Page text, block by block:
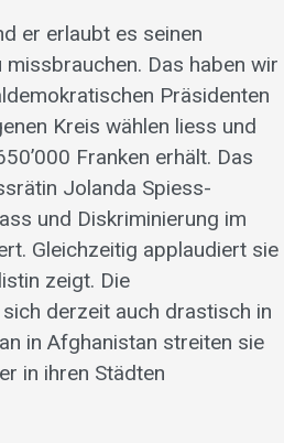
er erlaubt es seinen
Das haben wir
Präsidenten
Kreis wählen liess und
Franken erhält. Das
Jolanda Spiess-
und Diskriminierung im
Gleichzeitig applaudiert sie
zeigt. Die
derzeit auch drastisch in
in Afghanistan streiten sie
in ihren Städten